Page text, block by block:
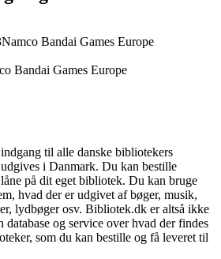
Namco Bandai Games Europe
Bandai Games Europe
til alle danske bibliotekers
i Danmark. Du kan bestille
på dit eget bibliotek. Du kan bruge
hvad der er udgivet af bøger, musik,
lydbøger osv. Bibliotek.dk er altså ikke
og service over hvad der findes
som du kan bestille og få leveret til